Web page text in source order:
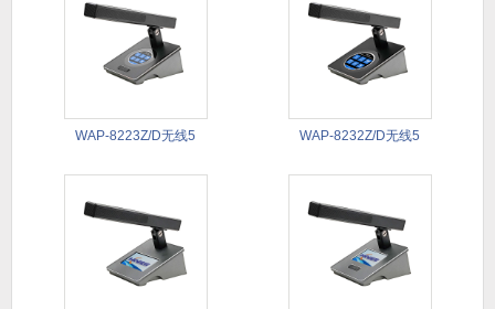
WAP-8223Z/D无线5 WAP-8232Z/D无线5